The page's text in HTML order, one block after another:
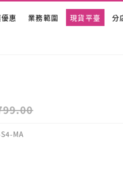
惠 業務範圍 現貨平臺 分
MA